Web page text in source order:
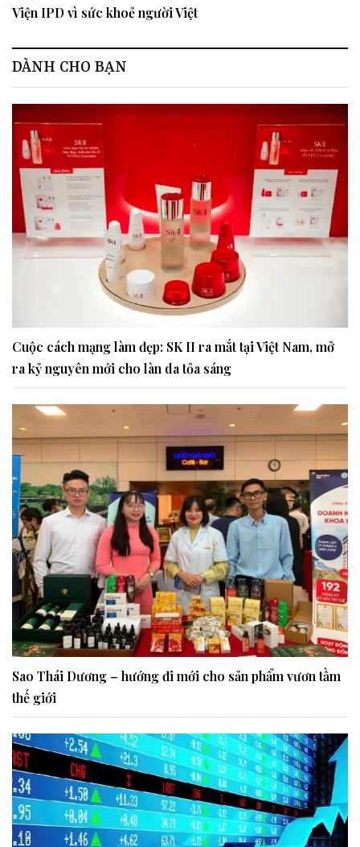
Viện IPD vì sức khoẻ người Việt
DÀNH CHO BẠN
Cuộc cách mạng làm đẹp: SK II ra mắt tại Việt Nam, mở
ra kỷ nguyên mới cho làn da tỏa sáng
Sao Thái Dương – hướng đi mới cho sản phẩm vươn tầm
thế giới